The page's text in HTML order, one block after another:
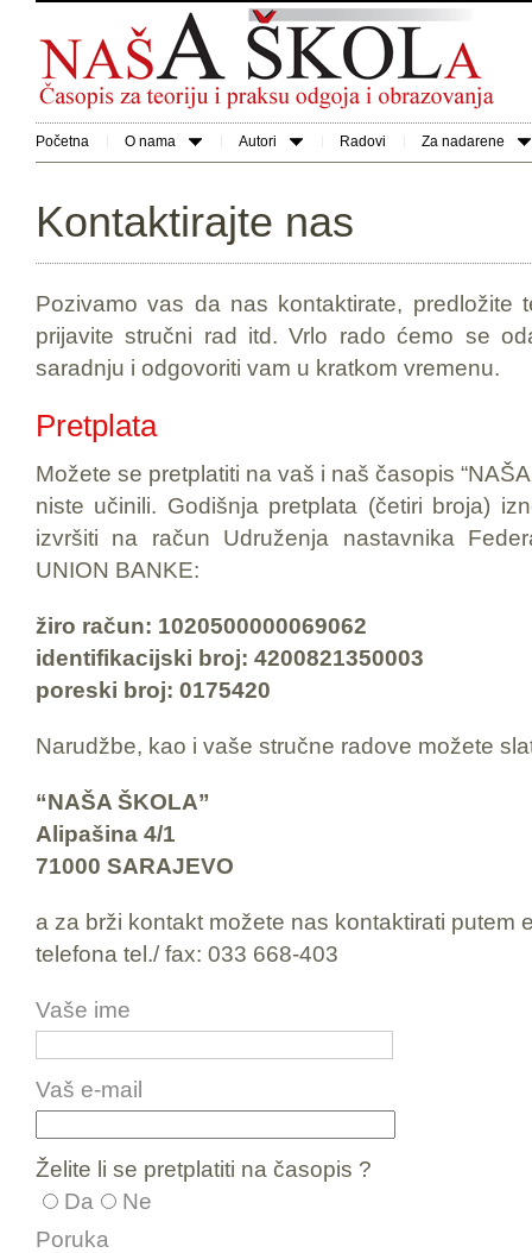
Početna O nama Autori Radovi Za nadarene
Kontaktirajte nas
Pozivamo vas da nas kontaktirate, predložite
prijavite stručni rad itd. Vrlo rado ćemo se
saradnju i odgovoriti vam u kratkom vremenu.
Pretplata
Možete se pretplatiti na vaš i naš časopis
niste učinili. Godišnja pretplata (četiri broja)
izvršiti na račun Udruženja nastavnika
UNION BANKE:
žiro račun: 1020500000069062
identifikacijski broj: 4200821350003
poreski broj: 0175420
Narudžbe, kao i vaše stručne radove možete
“NAŠA ŠKOLA”
Alipašina 4/1
71000 SARAJEVO
a za brži kontakt možete nas kontaktirati putem
telefona tel./ fax: 033 668-403
Vaše ime
Vaš e-mail
Želite li se pretplatiti na časopis ?
Da
Ne
Poruka